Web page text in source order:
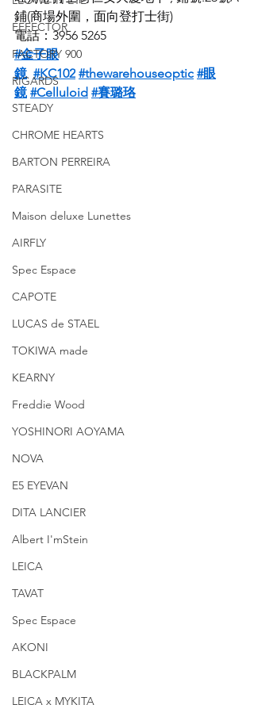
EFFECTOR
FACTORY 900
RIGARDS
STEADY
CHROME HEARTS
BARTON PERREIRA
PARASITE
Maison deluxe Lunettes
AIRFLY
Spec Espace
CAPOTE
LUCAS de STAEL
TOKIWA made
KEARNY
Freddie Wood
YOSHINORI AOYAMA
NOVA
E5 EYEVAN
DITA LANCIER
Albert I'mStein
LEICA
TAVAT
Spec Espace
AKONI
BLACKPALM
LEICA x MYKITA
鋪(商場外圍，面向登打士街)
電話：3956 5265
#金子眼
鏡 #KC102 #thewarehouseoptic #眼
鏡 #Celluloid #賽璐珞